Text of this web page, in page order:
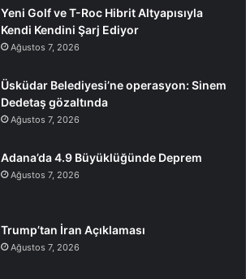
Yeni Golf ve T-Roc Hibrit Altyapısıyla
Kendi Kendini Şarj Ediyor
Ağustos 7, 2026
Üsküdar Belediyesi’ne operasyon: Sinem
Dedetaş gözaltında
Ağustos 7, 2026
Adana’da 4.9 Büyüklüğünde Deprem
Ağustos 7, 2026
Trump’tan İran Açıklaması
Ağustos 7, 2026